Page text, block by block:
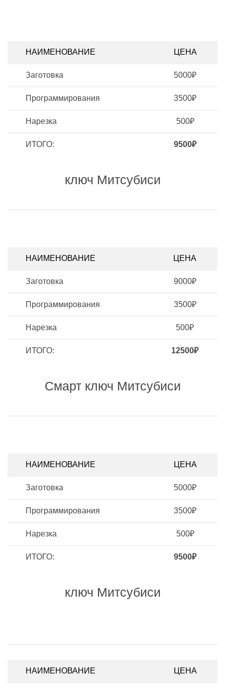
НАИМЕНОВАНИЕ ЦЕНА
Заготовка 5000₽
Программирования 3500₽
Нарезка 500₽
ИТОГО: 9500₽
ключ Митсубиси
НАИМЕНОВАНИЕ ЦЕНА
Заготовка 9000₽
Программирования 3500₽
Нарезка 500₽
ИТОГО: 12500₽
Смарт ключ Митсубиси
НАИМЕНОВАНИЕ ЦЕНА
Заготовка 5000₽
Программирования 3500₽
Нарезка 500₽
ИТОГО: 9500₽
ключ Митсубиси
НАИМЕНОВАНИЕ ЦЕНА